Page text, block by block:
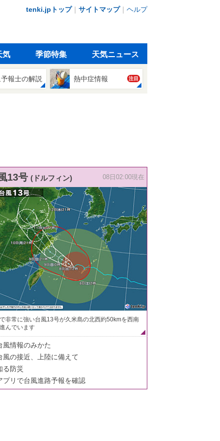
tenki.jpトップ｜ サイトマップ｜ ヘルプ
気 季節特集 天気ニュース
報士の解説 熱中症情報 注目
13号 (ドルフィン) 08日02:00現在
非常に強い台風13号が久米島の北西約50kmを西南
んでいます
風情報のみかた
風の接近、上陸に備えて
る防災
プリで台風進路予報を確認